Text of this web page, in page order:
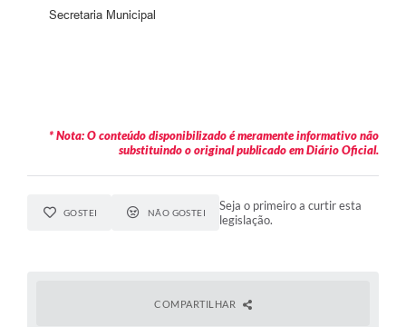
Secretaria Municipal
* Nota: O conteúdo disponibilizado é meramente informativo não
substituindo o original publicado em Diário Oficial.
GOSTEI NÃO GOSTEI
Seja o primeiro a curtir esta
legislação.
COMPARTILHAR